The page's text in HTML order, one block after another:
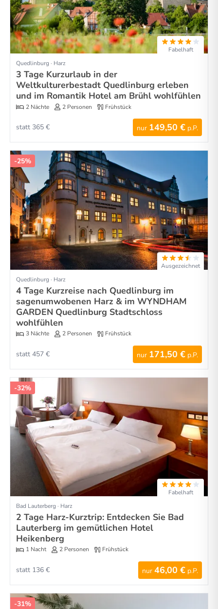
Fabelhaft
Quedlinburg · Harz
3 Tage Kurzurlaub in der
Weltkulturerbestadt Quedlinburg erleben
und im Romantik Hotel am Brühl wohlfühlen
2 Nächte 2 Personen Frühstück
nur 149,50 € p.P.
statt 365 €
-25%
Ausgezeichnet
Quedlinburg · Harz
4 Tage Kurzreise nach Quedlinburg im
sagenumwobenen Harz & im WYNDHAM
GARDEN Quedlinburg Stadtschloss
wohlfühlen
3 Nächte 2 Personen Frühstück
nur 171,50 € p.P.
statt 457 €
-32%
Fabelhaft
Bad Lauterberg · Harz
2 Tage Harz-Kurztrip: Entdecken Sie Bad
Lauterberg im gemütlichen Hotel
Heikenberg
1 Nacht 2 Personen Frühstück
nur 46,00 € p.P.
statt 136 €
-31%